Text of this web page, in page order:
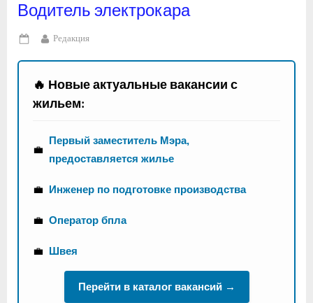
Водитель электрокара
Posted
on
By
Редакция
🔥 Новые актуальные вакансии с
жильем:
💼
Первый заместитель Мэра,
предоставляется жилье
💼 Инженер по подготовке производства
💼 Оператор бпла
💼 Швея
Перейти в каталог вакансий →